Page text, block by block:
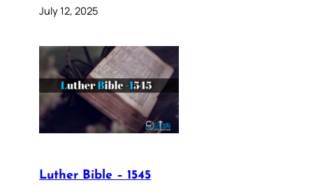
July 12, 2025
Luther Bible – 1545